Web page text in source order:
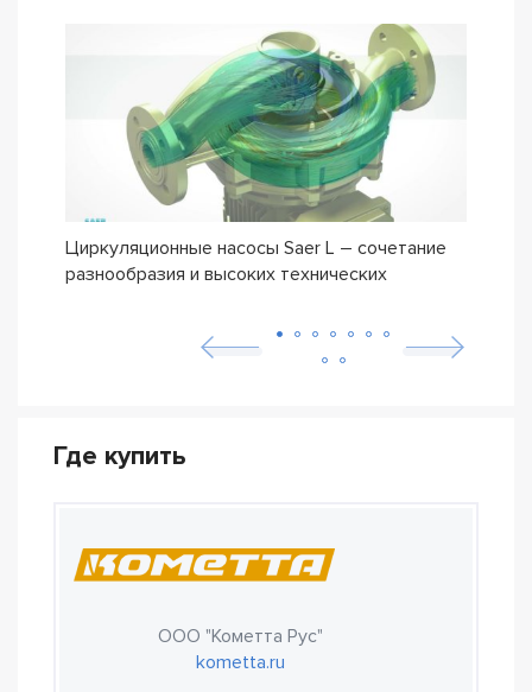
Циркуляционные насосы Saer L – сочетание
разнообразия и высоких технических
Где купить
ООО "Кометта Рус"
kometta.ru